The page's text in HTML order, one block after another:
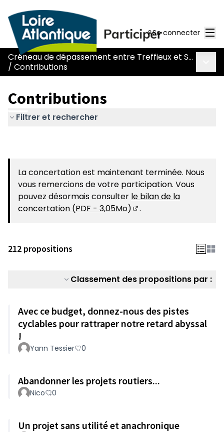
Se connecter
Créneau de dépassement entre Treffieux et Saint-Vincent-des-Landes
/ Contributions
Contributions
Filtrer et rechercher
La concertation est maintenant terminée. Nous
vous remercions de votre participation. Vous
pouvez désormais consulter le bilan de la
concertation (PDF - 3,05Mo)
.
212 propositions
Classement des propositions par :
Avec ce budget, donnez-nous des pistes
cyclables pour rattraper notre retard abyssal
!
Yann Tessier 0
Abandonner les projets routiers...
Nico 0
Un projet sans utilité et anachronique